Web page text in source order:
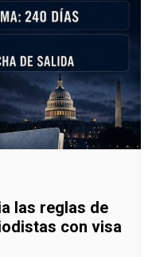
las reglas de
con visa